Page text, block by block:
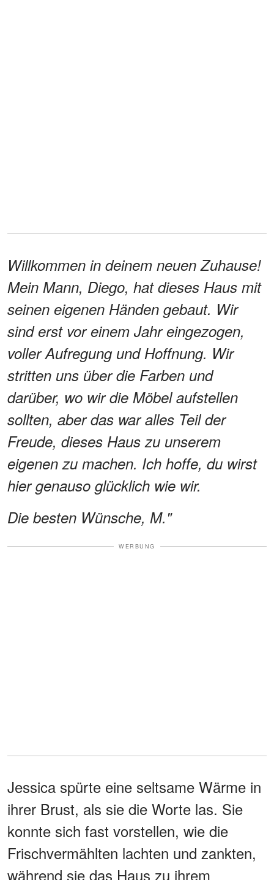
Willkommen in deinem neuen Zuhause!
Mein Mann, Diego, hat dieses Haus mit
seinen eigenen Händen gebaut. Wir
sind erst vor einem Jahr eingezogen,
voller Aufregung und Hoffnung. Wir
stritten uns über die Farben und
darüber, wo wir die Möbel aufstellen
sollten, aber das war alles Teil der
Freude, dieses Haus zu unserem
eigenen zu machen. Ich hoffe, du wirst
hier genauso glücklich wie wir.
Die besten Wünsche, M."
WERBUNG
Jessica spürte eine seltsame Wärme in
ihrer Brust, als sie die Worte las. Sie
konnte sich fast vorstellen, wie die
Frischvermählten lachten und zankten,
während sie das Haus zu ihrem